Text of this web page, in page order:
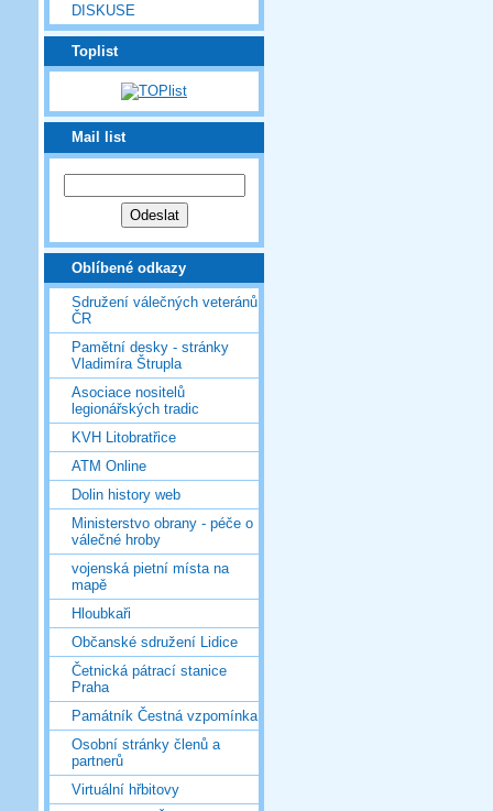
DISKUSE
Toplist
Mail list
Oblíbené odkazy
Sdružení válečných veteránů
ČR
Pamětní desky - stránky
Vladimíra Štrupla
Asociace nositelů
legionářských tradic
KVH Litobratřice
ATM Online
Dolin history web
Ministerstvo obrany - péče o
válečné hroby
vojenská pietní místa na
mapě
Hloubkaři
Občanské sdružení Lidice
Četnická pátrací stanice
Praha
Památník Čestná vzpomínka
Osobní stránky členů a
partnerů
Virtuální hřbitovy